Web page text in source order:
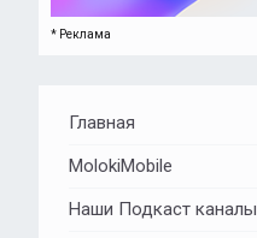
* Реклама
Главная
MolokiMobile
Наши Подкаст каналы